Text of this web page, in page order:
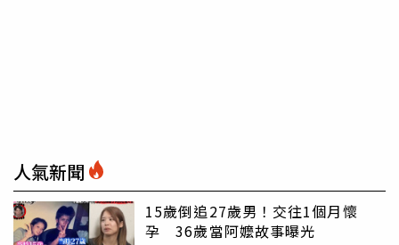
人氣新聞
15歲倒追27歲男！交往1個月懷
孕 36歲當阿嬤故事曝光